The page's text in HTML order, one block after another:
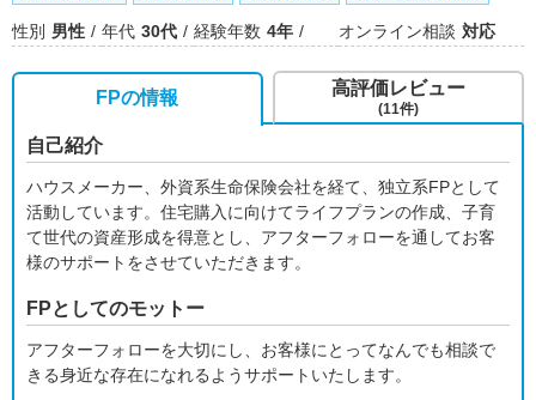
性別 男性 年代 30代 経験年数 4年 オンライン相談 対応
FPの情報
自己紹介
ハウスメーカー、外資系生命保険会社を経て、独立系FPとして
活動しています。住宅購入に向けてライフプランの作成、子育
て世代の資産形成を得意とし、アフターフォローを通してお客
様のサポートをさせていただきます。
FPとしてのモットー
アフターフォローを大切にし、お客様にとってなんでも相談で
きる身近な存在になれるようサポートいたします。
高評価レビュー
(11件)